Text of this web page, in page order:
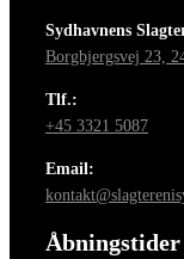
Sydhavnens
Borgbjergsvej 23,
Tlf.:
+45 3321 5087
Email:
Åbningstider